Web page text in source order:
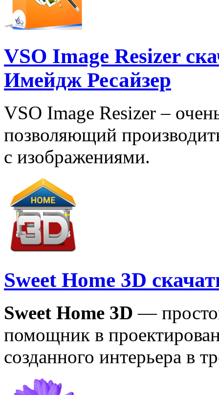
VSO Image Resizer
Имейдж Ресайзер
VSO Image Resizer –
позволяющий
с изображениями.
Sweet Home 3D
Sweet Home 3D —
помощник в
созданного интерьера в